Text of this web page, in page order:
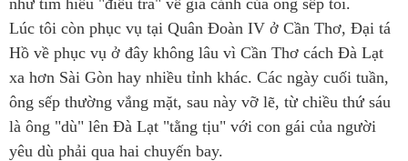
Lúc tôi còn phục vụ tại Quân Đoàn IV ở Cần Thơ, Đại tá
Hồ về phục vụ ở đây không lâu vì Cần Thơ cách Đà Lạt
xa hơn Sài Gòn hay nhiều tỉnh khác. Các ngày cuối tuần,
ông sếp thường vắng mặt, sau này vỡ lẽ, từ chiều thứ sáu
là ông "dù" lên Đà Lạt "tằng tịu" với con gái của người
yêu dù phải qua hai chuyến bay.